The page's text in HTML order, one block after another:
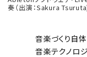
奏（出演：Sakura Tsuruta)
音楽づくり自
音楽テクノロ